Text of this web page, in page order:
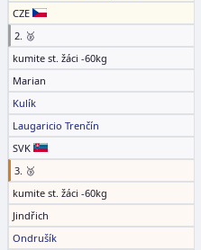
CZE
2. 🥈
kumite st. žáci -60kg
Marian
Kulík
Laugaricio Trenčín
SVK
3. 🥉
kumite st. žáci -60kg
Jindřich
Ondrušík